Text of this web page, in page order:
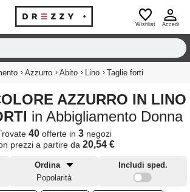
Wishlist Accedi
› Azzurro › Abito › Lino › Taglie forti
in Abbigliamento Donna
40offerte in 3negozi
prezzi a partire da 20,54 €
Ordina
Popolarità
Includi sped.